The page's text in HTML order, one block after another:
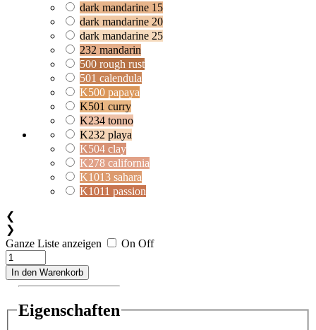
dark mandarine 15
dark mandarine 20
dark mandarine 25
232 mandarin
500 rough rust
501 calendula
K500 papaya
K501 curry
K234 tonno
K232 playa
K504 clay
K278 california
K1013 sahara
K1011 passion
❮
❯
Ganze Liste anzeigen
On Off
In den Warenkorb
Eigenschaften